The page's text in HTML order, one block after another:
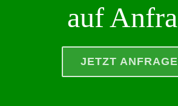
auf
JETZT